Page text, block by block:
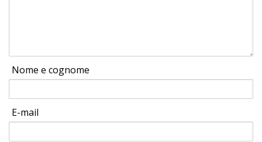
Nome e cognome
E-mail